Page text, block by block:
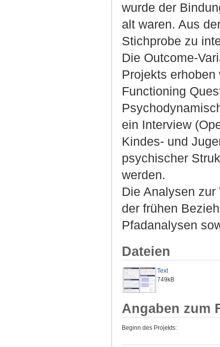
wurde der
alt waren. Aus
Stichprobe zu
Die Outcome-
Projekts
Functioning
ein Interview
Kindes- und
psychischer
werden.
Die Analysen
der frühen
Pfadanalysen
Dateien
Text
749kB
Angaben zum
Beginn des Projekts: